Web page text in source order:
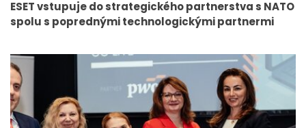
ESET vstupuje do strategického partnerstva s NATO
spolu s poprednými technologickými partnermi